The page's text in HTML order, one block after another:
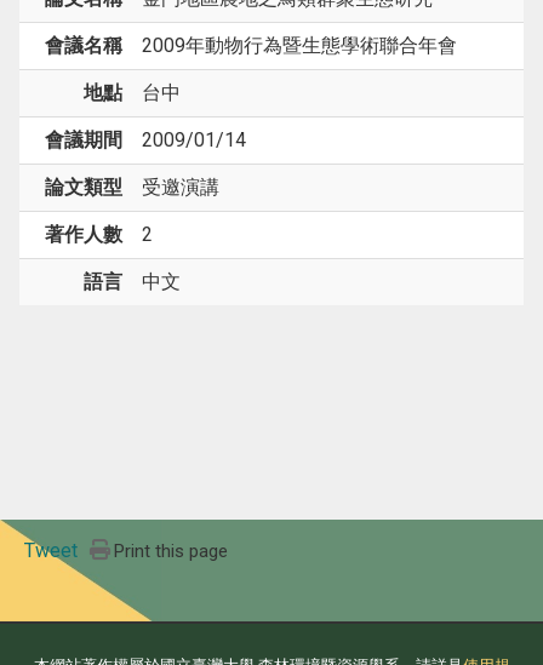
會議名稱 2009年動物行為暨生態學術聯合年會
地點 台中
會議期間 2009/01/14
論文類型 受邀演講
著作人數 2
語言 中文
Tweet Print this page